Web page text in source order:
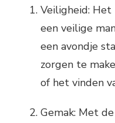
Veiligheid: Het
een veilige
een avondje
zorgen te
of het vinden
Gemak: Met